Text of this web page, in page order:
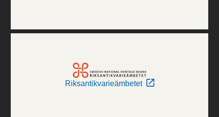
Riksantikvarieämbetet